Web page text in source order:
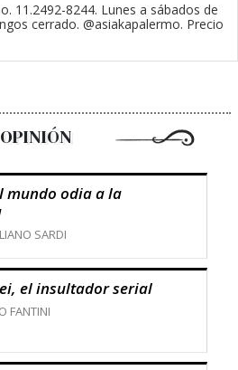
11.2492-8244. Lunes a sábados de
cerrado. @asiakapalermo. Precio
OPINIÓN
mundo odia a la
SARDI
el insultador serial
FANTINI